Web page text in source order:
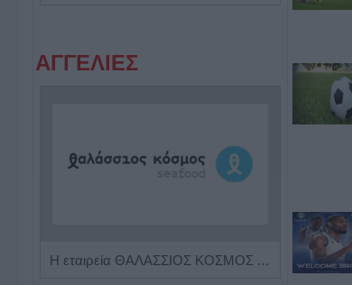
ΑΓΓΕΛΙΕΣ
Η εταιρεία ΘΑΛΑΣΣΙΟΣ ΚΟΣΜΟΣ Α.Ε.Β.Ε. επιθυμεί να προσλάβει Αποθηκάριο